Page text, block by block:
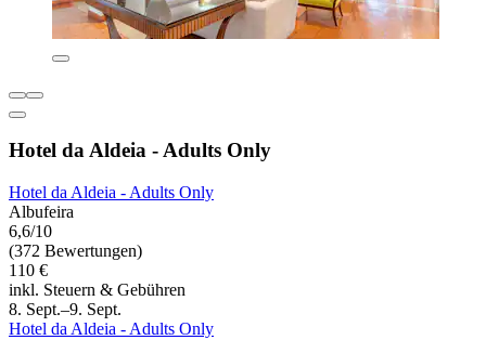
Hotel da Aldeia - Adults Only
Hotel da Aldeia - Adults Only
Albufeira
6,6/10
(372 Bewertungen)
110 €
inkl. Steuern & Gebühren
8. Sept.–9. Sept.
Hotel da Aldeia - Adults Only